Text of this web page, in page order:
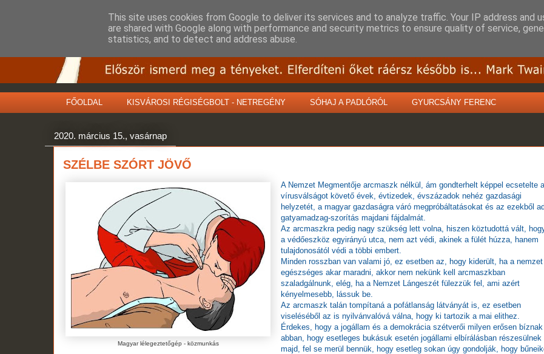
FŐOLDAL KISVÁROSI RÉGISÉGBOLT - NETREGÉNY SÓHAJ A PADLÓRÓL GYURCSÁNY FERENC
2020. március 15., vasárnap
SZÉLBE SZÓRT JÖVŐ
Magyar lélegeztetőgép - közmunkás
A Nemzet Megmentője arcmaszk nélkül, ám gondterhelt képpel ecsetelte a
vírusválságot követő évek, évtizedek, évszázadok nehéz gazdasági
helyzetét, a magyar gazdaságra váró megpróbáltatásokat és az ezekből
gatyamadzag-szorítás majdani fájdalmát.
Az arcmaszkra pedig nagy szükség lett volna, hiszen köztudottá vált,
a védőeszköz egyirányú utca, nem azt védi, akinek a fülét húzza, hanem
tulajdonosától védi a többi embert.
Minden rosszban van valami jó, ez esetben az, hogy kiderült, ha a nemzet
egészséges akar maradni, akkor nem nekünk kell arcmaszkban
szaladgálnunk, elég, ha a Nemzet Lángeszét fülezzük fel, ami azért
kényelmesebb, lássuk be.
Az arcmaszk talán tompítaná a pofátlanság látványát is, ez esetben
viseléséből az is nyilvánvalóvá válna, hogy ki tartozik a mai elithez.
Érdekes, hogy a jogállam és a demokrácia szétverői milyen erősen bíznak
abban, hogy esetleges bukásuk esetén jogállami elbírálásban részesülnek
majd, fel se merül bennük, hogy esetleg sokan úgy gondolják, hogy
This site uses cookies from Google to deliver its services and to analyze traffic. Your IP address and
are shared with Google along with performance and security metrics to ensure quality of service,
statistics, and to detect and address abuse.